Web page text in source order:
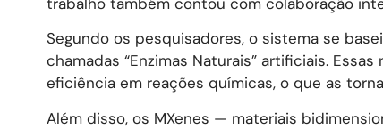
Segundo os pesquisadores, o sistema se
chamadas “Enzimas Naturais” artificiais.
eficiência em reações químicas, o que as
Além disso, os MXenes — materiais